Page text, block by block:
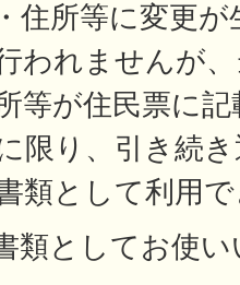
住所等に変更
われませんが
等が住民票に
限り、引き続
類として利用
類としてお使